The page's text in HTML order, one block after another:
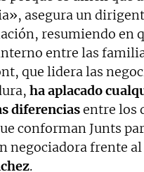
asegura un
resumiendo en
entre las
que lidera las
ha aplacado
diferenciasentre los
conforman Junts
negociadora frente al
.